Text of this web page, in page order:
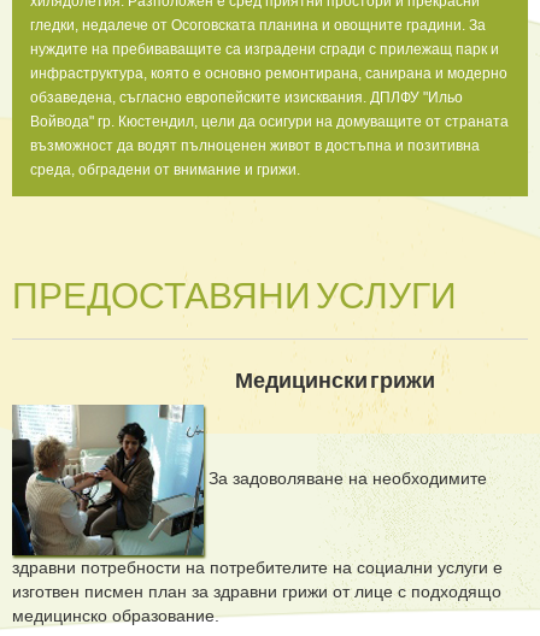
гледки, недалече от Осоговската планина и овощните градини. За
нуждите на пребиваващите са изградени сгради с прилежащ парк и
инфраструктура, която е основно ремонтирана, санирана и модерно
обзаведена, съгласно европейските изисквания. ДПЛФУ "Ильо
Войвода" гр. Кюстендил, цели да осигури на домуващите от страната
възможност да водят пълноценен живот в достъпна и позитивна
среда, обградени от внимание и грижи.
ПРЕДОСТАВЯНИ УСЛУГИ
Медицински грижи
За задоволяване на необходимите
здравни потребности на потребителите на социални услуги е
изготвен писмен план за здравни грижи от лице с подходящо
медицинско образование.